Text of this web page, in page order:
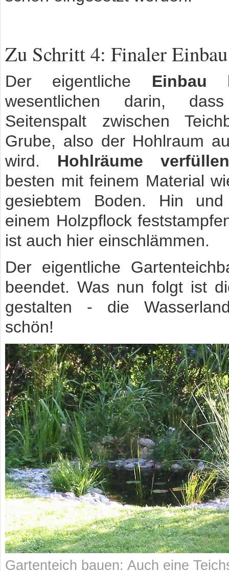
Zu Schritt 4: Finaler Einbau
Der eigentliche Einbau
wesentlichen darin,
Seitenspalt zwischen
Grube, also der Hohlraum
wird. Hohlräume verfüllen
besten mit feinem Material
gesiebtem Boden. Hin
einem Holzpflock
ist auch hier einschlämmen.
Der eigentliche
beendet. Was nun folgt ist
gestalten - die
schön!
Gartenteich bauen: Auch eine